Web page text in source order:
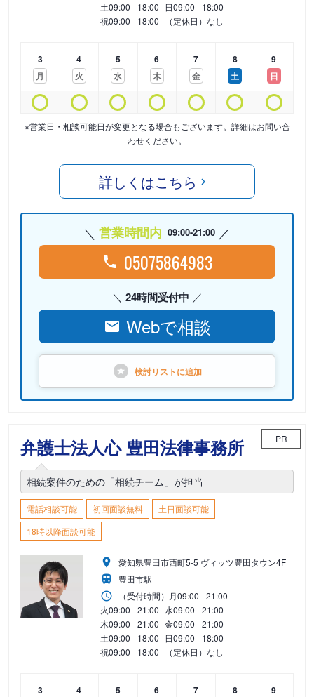
土09:00 - 18:00 日09:00 - 18:00
祝09:00 - 18:00 （定休日）なし
3
月
4
火
5
水
6
木
7
金
8
土
9
日
※営業日・相談可能日が変更となる場合もございます。詳細はお問い合
わせください。
詳しくはこちら
営業時間内 09:00-21:00
05075864983
24時間受付中
Webで相談
検討リストに追加
弁護士法人心 豊田法律事務所 PR
相続案件のための「相続チーム」が担当
電話相談可能 初回面談無料
土日面談可能
18時以降面談可能
愛知県豊田市西町5-5 ヴィッツ豊田タウン4F
豊田市駅
（受付時間） 月09:00 - 21:00
火09:00 - 21:00 水09:00 - 21:00
木09:00 - 21:00 金09:00 - 21:00
土09:00 - 18:00 日09:00 - 18:00
祝09:00 - 18:00 （定休日）なし
3
4
5
6
7
8
9